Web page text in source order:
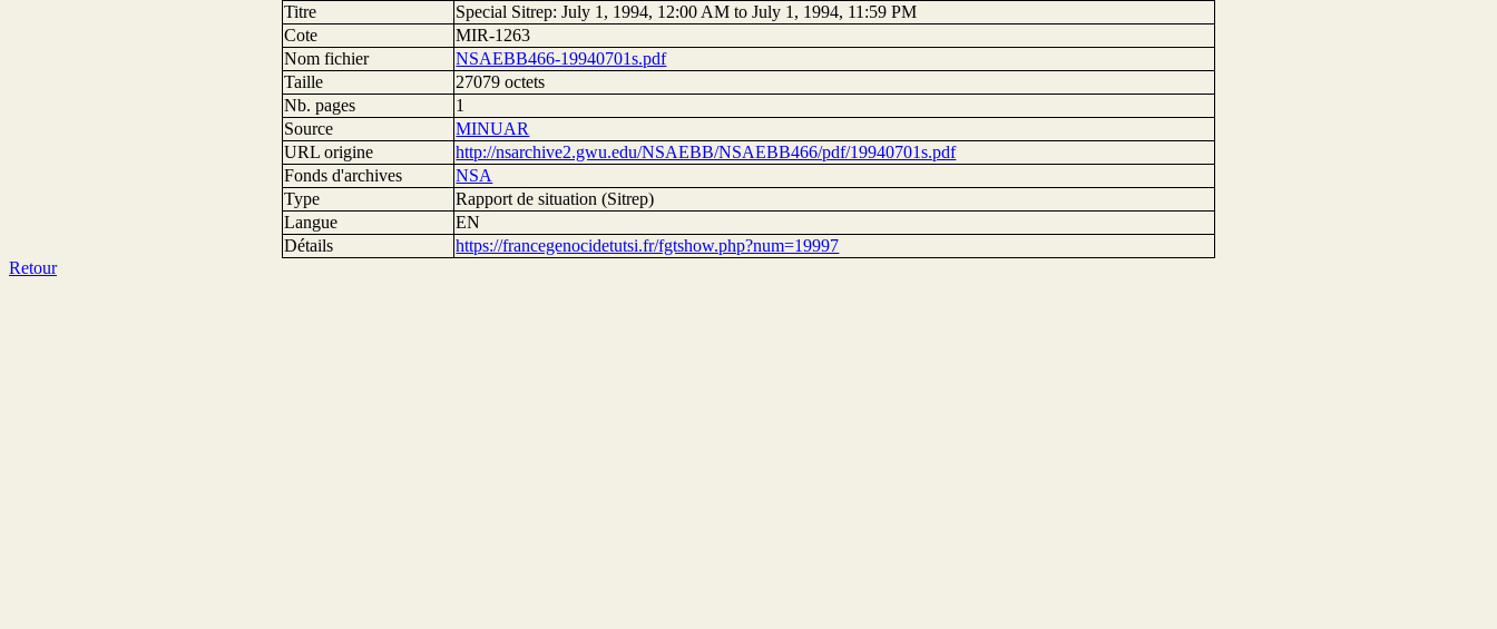
Titre
Special Sitrep: July 1, 1994, 12:00 AM to July 1, 1994, 11:59 PM
Cote
MIR-1263
Nom fichier
NSAEBB466-19940701s.pdf
Taille
27079 octets
Nb. pages
1
Source
MINUAR
URL origine
http://nsarchive2.gwu.edu/NSAEBB/NSAEBB466/pdf/19940701s.pdf
Fonds d'archives
NSA
Type
Rapport de situation (Sitrep)
Langue
EN
Détails
https://francegenocidetutsi.fr/fgtshow.php?num=19997
Retour